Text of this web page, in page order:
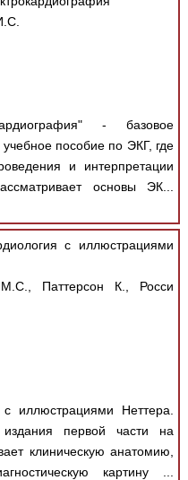
- базовое
пособие по ЭКГ, где
и интерпретации
основы ЭК...
с иллюстрациями
Паттерсон К., Росси
иллюстрациями Неттера.
первой части на
клиническую анатомию,
картину ...